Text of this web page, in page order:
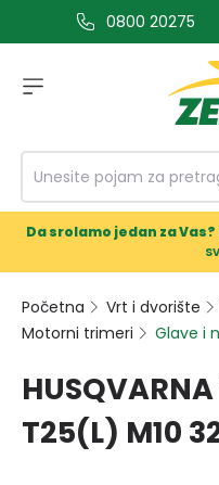
glavni sadržaj0800 20275
Da srolamo jedan za Vas?
Početna Vrt i dvorište
Motorni trimeri
Glave i
T25(L) M10